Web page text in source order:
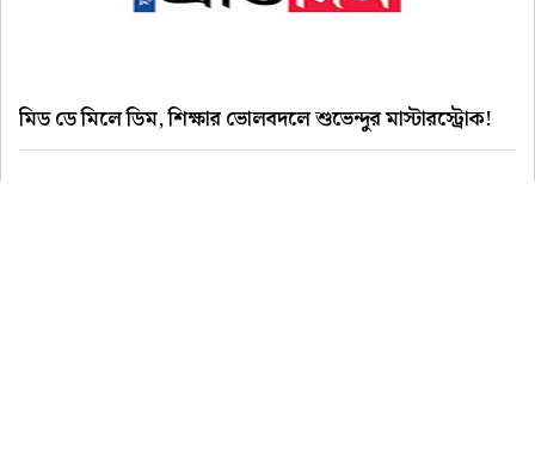
মিড ডে মিলে ডিম, শিক্ষার ভোলবদলে শুভেন্দুর মাস্টারস্ট্রোক!